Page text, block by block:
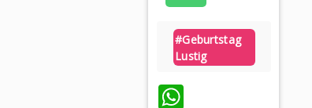
#geburtstag
Lustig
WhatsApp